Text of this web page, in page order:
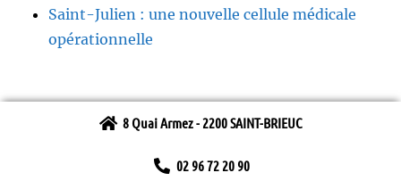
Saint-Julien : une nouvelle cellule médicale
opérationnelle
8 Quai Armez - 2200 SAINT-BRIEUC
02 96 72 20 90